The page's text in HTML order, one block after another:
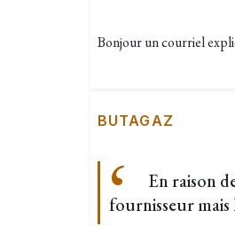
Bonjour un courriel
BUTAGAZ
En raison
fournisseur